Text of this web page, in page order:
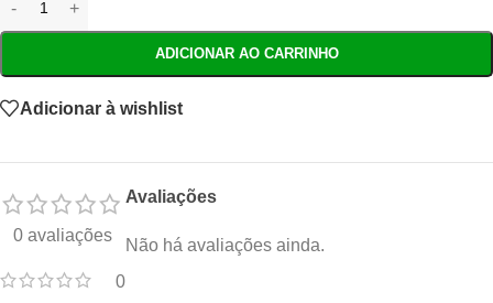
ADICIONAR AO CARRINHO
Adicionar à wishlist
0 avaliações
0
Avaliações
Não há avaliações ainda.